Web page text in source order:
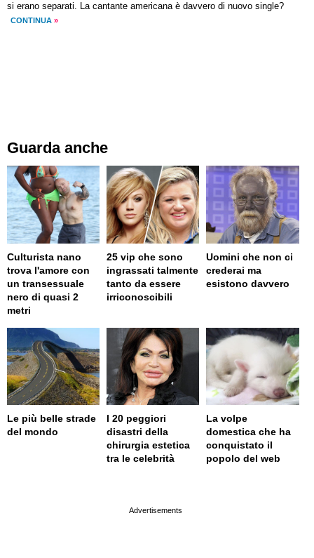
si erano separati. La cantante americana è davvero di nuovo single?
CONTINUA »
Guarda anche
Culturista nano
trova l'amore con
un transessuale
nero di quasi 2
metri
25 vip che sono
ingrassati talmente
tanto da essere
irriconoscibili
Uomini che non ci
crederai ma
esistono davvero
Le più belle strade
del mondo
I 20 peggiori
disastri della
chirurgia estetica
tra le celebrità
La volpe
domestica che ha
conquistato il
popolo del web